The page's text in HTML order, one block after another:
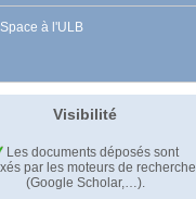
à l'ULB
Visibilité
Les documents déposés sont
par les moteurs de recherche
(Google Scholar,…).